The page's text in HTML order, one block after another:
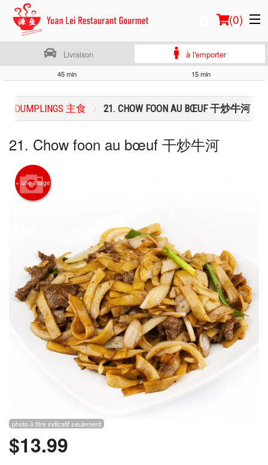
(0)
Emplacement
Français
Connection
Inscription
Rechercher
Livraison à l'emporter
45 min 15 min
ET DUMPLINGS 主食 21. CHOW FOON AU BŒUF 干炒牛河
21. Chow foon au bœuf 干炒牛河
+ une image
photo à titre indicatif seulement
$13.99